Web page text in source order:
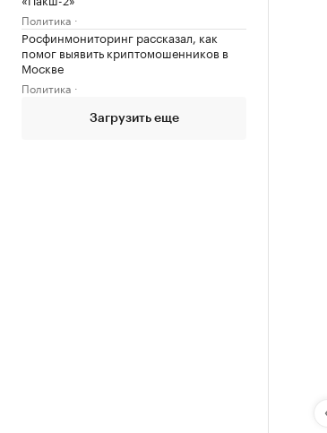
Политика
Росфинмониторинг рассказал, как
помог выявить криптомошенников в
Москве
Политика
Загрузить еще